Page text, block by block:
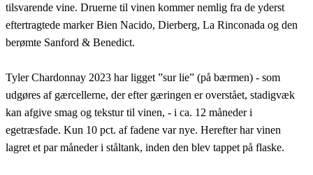
tilsvarende vine. Druerne til vinen kommer nemlig fra de yderst
eftertragtede marker Bien Nacido, Dierberg, La Rinconada og den
berømte Sanford & Benedict.
Tyler Chardonnay 2023 har ligget ”sur lie” (på bærmen) - som
udgøres af gærcellerne, der efter gæringen er overstået, stadigvæk
kan afgive smag og tekstur til vinen, - i ca. 12 måneder i
egetræsfade. Kun 10 pct. af fadene var nye. Herefter har vinen
lagret et par måneder i ståltank, inden den blev tappet på flaske.